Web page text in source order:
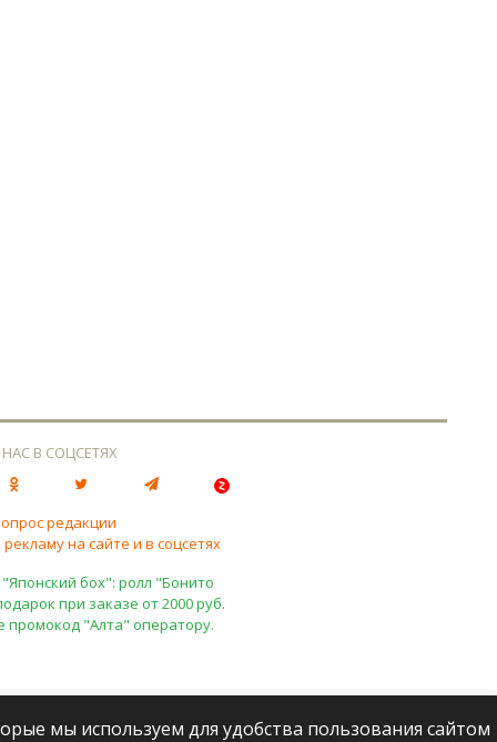
В СОЦСЕТЯХ
редакции
на сайте и в соцсетях
бох": ролл "Бонито
при заказе от 2000 руб.
промокод "Алта" оператору.
мы используем для удобства пользования сайтом